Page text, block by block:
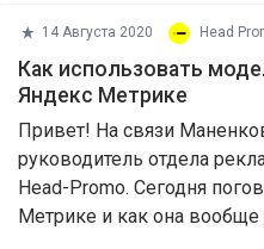
14 Августа 2020 Head
Как использовать
Яндекс Метрике
Привет! На связи
руководитель отдела
Head-Promo. Сегодня
Метрике и как она вообще